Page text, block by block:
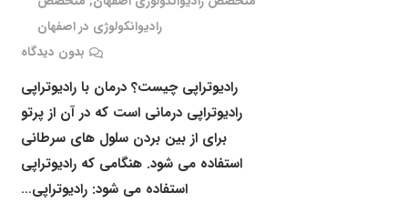
رادیوانکولوژی در اصفهان
بدون دیدگاه
رادیوتراپی چیست؟ درمان با رادیوتراپی
رادیوتراپی درمانی است که در آن از پرتو
برای از بین بردن سلول های سرطانی
استفاده می شود. هنگامی که رادیوتراپی
استفاده می شود: رادیوتراپی…